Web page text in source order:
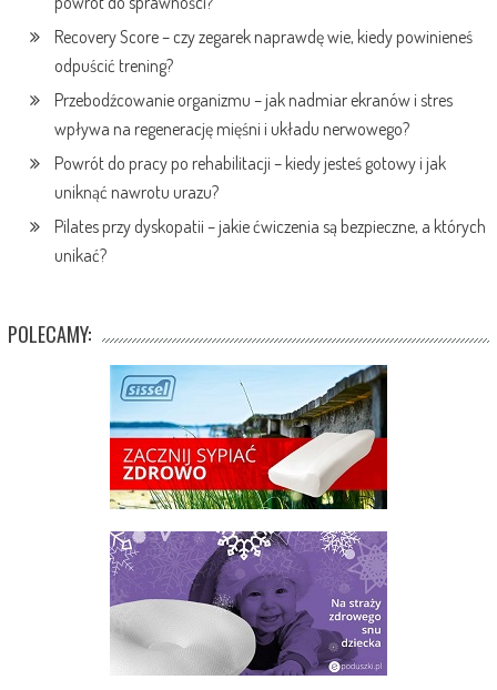
Recovery Score – czy zegarek naprawdę wie, kiedy powinieneś
odpuścić trening?
Przebodźcowanie organizmu – jak nadmiar ekranów i stres
wpływa na regenerację mięśni i układu nerwowego?
Powrót do pracy po rehabilitacji – kiedy jesteś gotowy i jak
uniknąć nawrotu urazu?
Pilates przy dyskopatii – jakie ćwiczenia są bezpieczne, a których
unikać?
POLECAMY: